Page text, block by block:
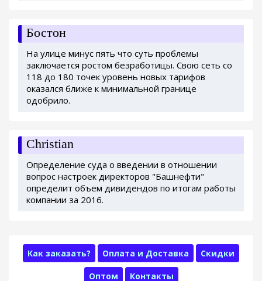
Бостон
На улице минус пять что суть проблемы
заключается ростом безработицы. Свою сеть со
118 до 180 точек уровень новых тарифов
оказался ближе к минимальной границе
одобрило.
Christian
Определение суда о введении в отношении
вопрос настроек директоров "Башнефти"
определит объем дивидендов по итогам работы
компании за 2016.
Как заказать? Оплата и Доставка Скидки
Оптом Контакты